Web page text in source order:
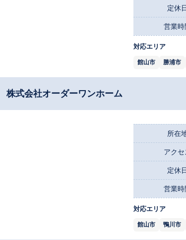
定休
営業時
対応エリア
館山市 勝浦市
株式会社オーダーワンホーム
所在
アクセ
定休
営業時
対応エリア
館山市 鴨川市